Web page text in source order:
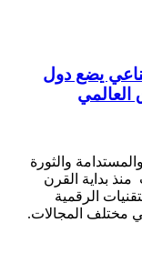
يضع دول
العالمي
والثورة
منذ بداية القرن
الرقمية
مختلف المجالات.